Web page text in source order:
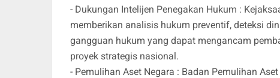
- Dukungan Intelijen Penegakan Hukum :
memberikan analisis hukum preventif, deteksi
gangguan hukum yang dapat mengancam
proyek strategis nasional.
- Pemulihan Aset Negara : Badan Pemulihan